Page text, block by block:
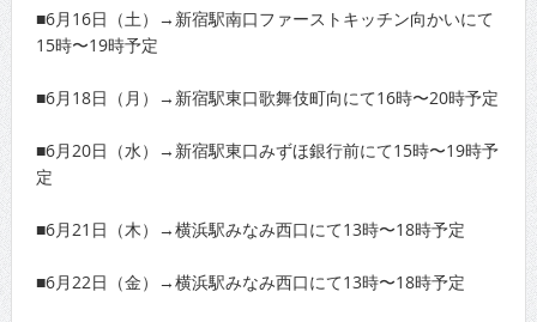
■6月16日（土）→新宿駅南口ファーストキッチン向かいにて
15時〜19時予定
■6月18日（月）→新宿駅東口歌舞伎町向にて16時〜20時予定
■6月20日（水）→新宿駅東口みずほ銀行前にて15時〜19時予
定
■6月21日（木）→横浜駅みなみ西口にて13時〜18時予定
■6月22日（金）→横浜駅みなみ西口にて13時〜18時予定